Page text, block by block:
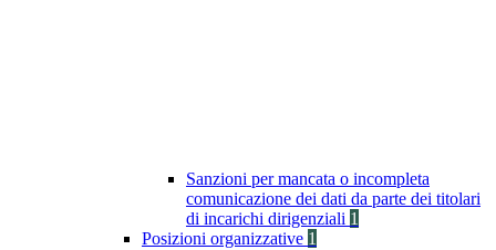
Sanzioni per mancata o incompleta
comunicazione dei dati da parte dei titolari
di incarichi dirigenziali 1
Posizioni organizzative 1